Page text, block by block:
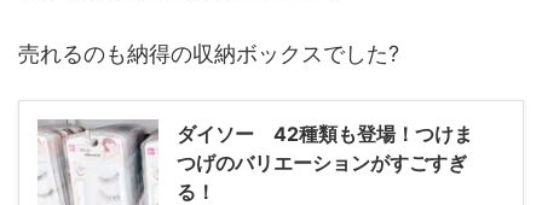
売れるのも納得の収納ボックスでした?
ダイソー 42種類も登場！つけま
つげのバリエーションがすごすぎ
る！